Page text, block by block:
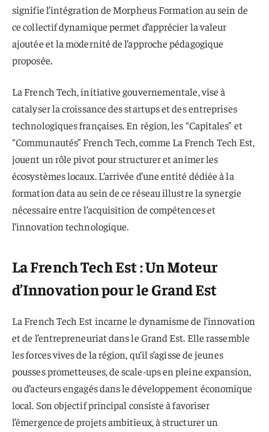
signifie l’intégration de Morpheus Formation au sein de
ce collectif dynamique permet d’apprécier la valeur
ajoutée et la modernité de l’approche pédagogique
proposée.
La French Tech, initiative gouvernementale, vise à
catalyser la croissance des startups et des entreprises
technologiques françaises. En région, les “Capitales” et
“Communautés” French Tech, comme La French Tech Est,
jouent un rôle pivot pour structurer et animer les
écosystèmes locaux. L’arrivée d’une entité dédiée à la
formation data au sein de ce réseau illustre la synergie
nécessaire entre l’acquisition de compétences et
l’innovation technologique.
La French Tech Est : Un Moteur
d’Innovation pour le Grand Est
La French Tech Est incarne le dynamisme de l’innovation
et de l’entrepreneuriat dans le Grand Est. Elle rassemble
les forces vives de la région, qu’il s’agisse de jeunes
pousses prometteuses, de scale-ups en pleine expansion,
ou d’acteurs engagés dans le développement économique
local. Son objectif principal consiste à favoriser
l’émergence de projets ambitieux, à structurer un